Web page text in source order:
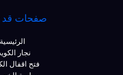
صفحات قد
الرئيسية
نجار
فتح اقفال